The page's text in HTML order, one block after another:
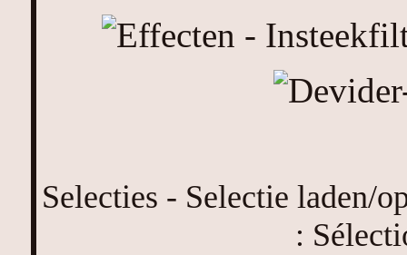
Selecties - Selectie laden/
: